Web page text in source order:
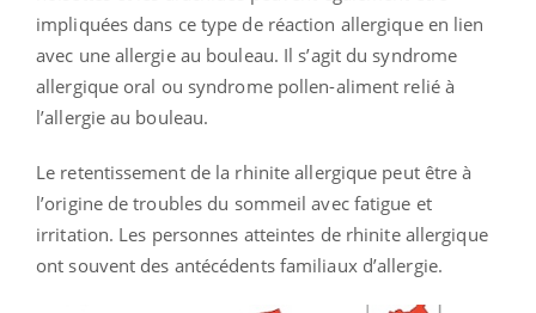
impliquées dans ce type de réaction allergique en lien
avec une allergie au bouleau. Il s’agit du syndrome
allergique oral ou syndrome pollen-aliment relié à
l’allergie au bouleau.
Le retentissement de la rhinite allergique peut être à
l’origine de troubles du sommeil avec fatigue et
irritation. Les personnes atteintes de rhinite allergique
ont souvent des antécédents familiaux d’allergie.